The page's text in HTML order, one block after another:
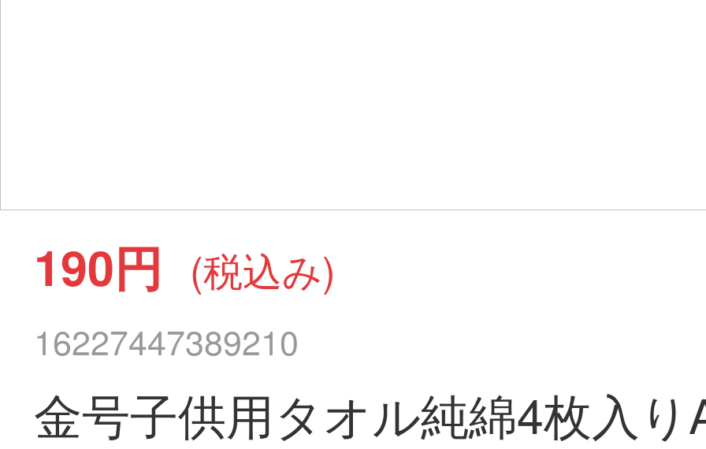
190円 (税込み)
16227447389210
金号子供用タオル純綿4枚入